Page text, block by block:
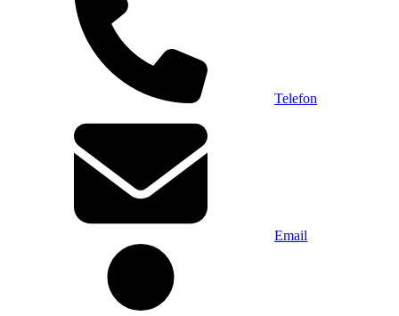
Telefon
Email